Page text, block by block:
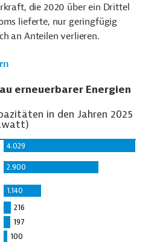
die 2020 über ein Drittel
lieferte, nur geringfügig
an Anteilen verlieren.